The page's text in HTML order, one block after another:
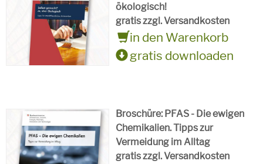
ökologisch!
gratis zzgl. Versandkosten
in den Warenkorb
gratis downloaden
Broschüre: PFAS - Die ewigen
Chemikalien. Tipps zur
Vermeidung im Alltag
gratis zzgl. Versandkosten